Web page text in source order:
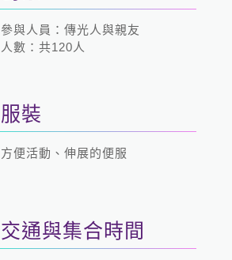
參與人員：傳光人與親友
人數：共120人
服裝
方便活動、伸展的便服
交通與集合時間